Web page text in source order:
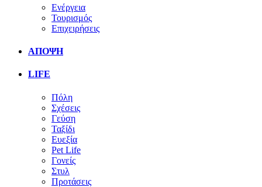
Ενέργεια
Τουρισμός
Επιχειρήσεις
ΑΠΟΨΗ
LIFE
Πόλη
Σχέσεις
Γεύση
Ταξίδι
Ευεξία
Pet Life
Γονείς
Στυλ
Προτάσεις